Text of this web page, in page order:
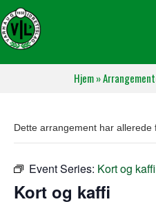
Hjem»
Dette arrangement har allerede
Event Series: Kort og kaffi
Kort og kaffi